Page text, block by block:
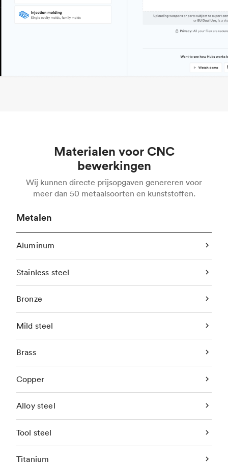
Materialen voor CNC
bewerkingen
Wij kunnen directe prijsopgaven genereren voor
meer dan 50 metaalsoorten en kunststoffen.
Metalen
Aluminum
Stainless steel
Bronze
Mild steel
Brass
Copper
Alloy steel
Tool steel
Titanium